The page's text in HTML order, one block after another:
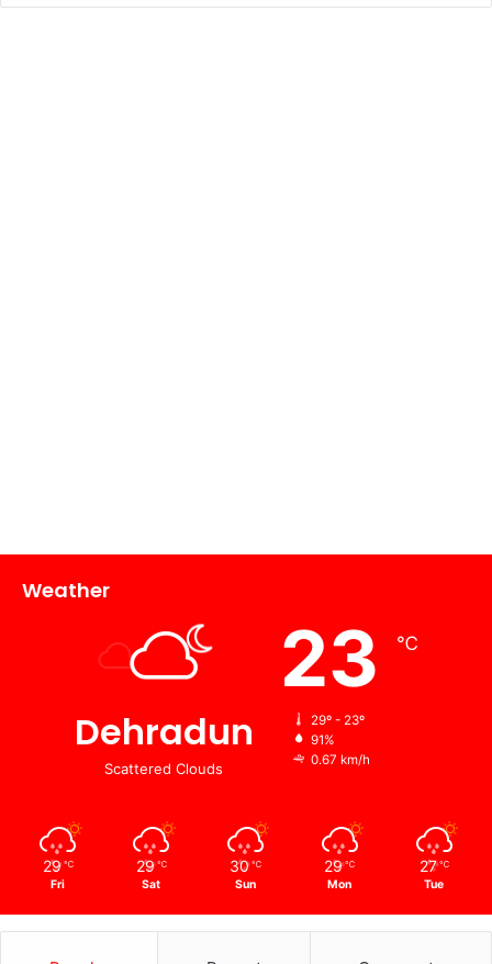
Weather
Dehradun
Scattered Clouds
23 ℃
29º - 23º
91%
0.67 km/h
29 ℃
Fri
29 ℃
Sat
30 ℃
Sun
29 ℃
Mon
27 ℃
Tue